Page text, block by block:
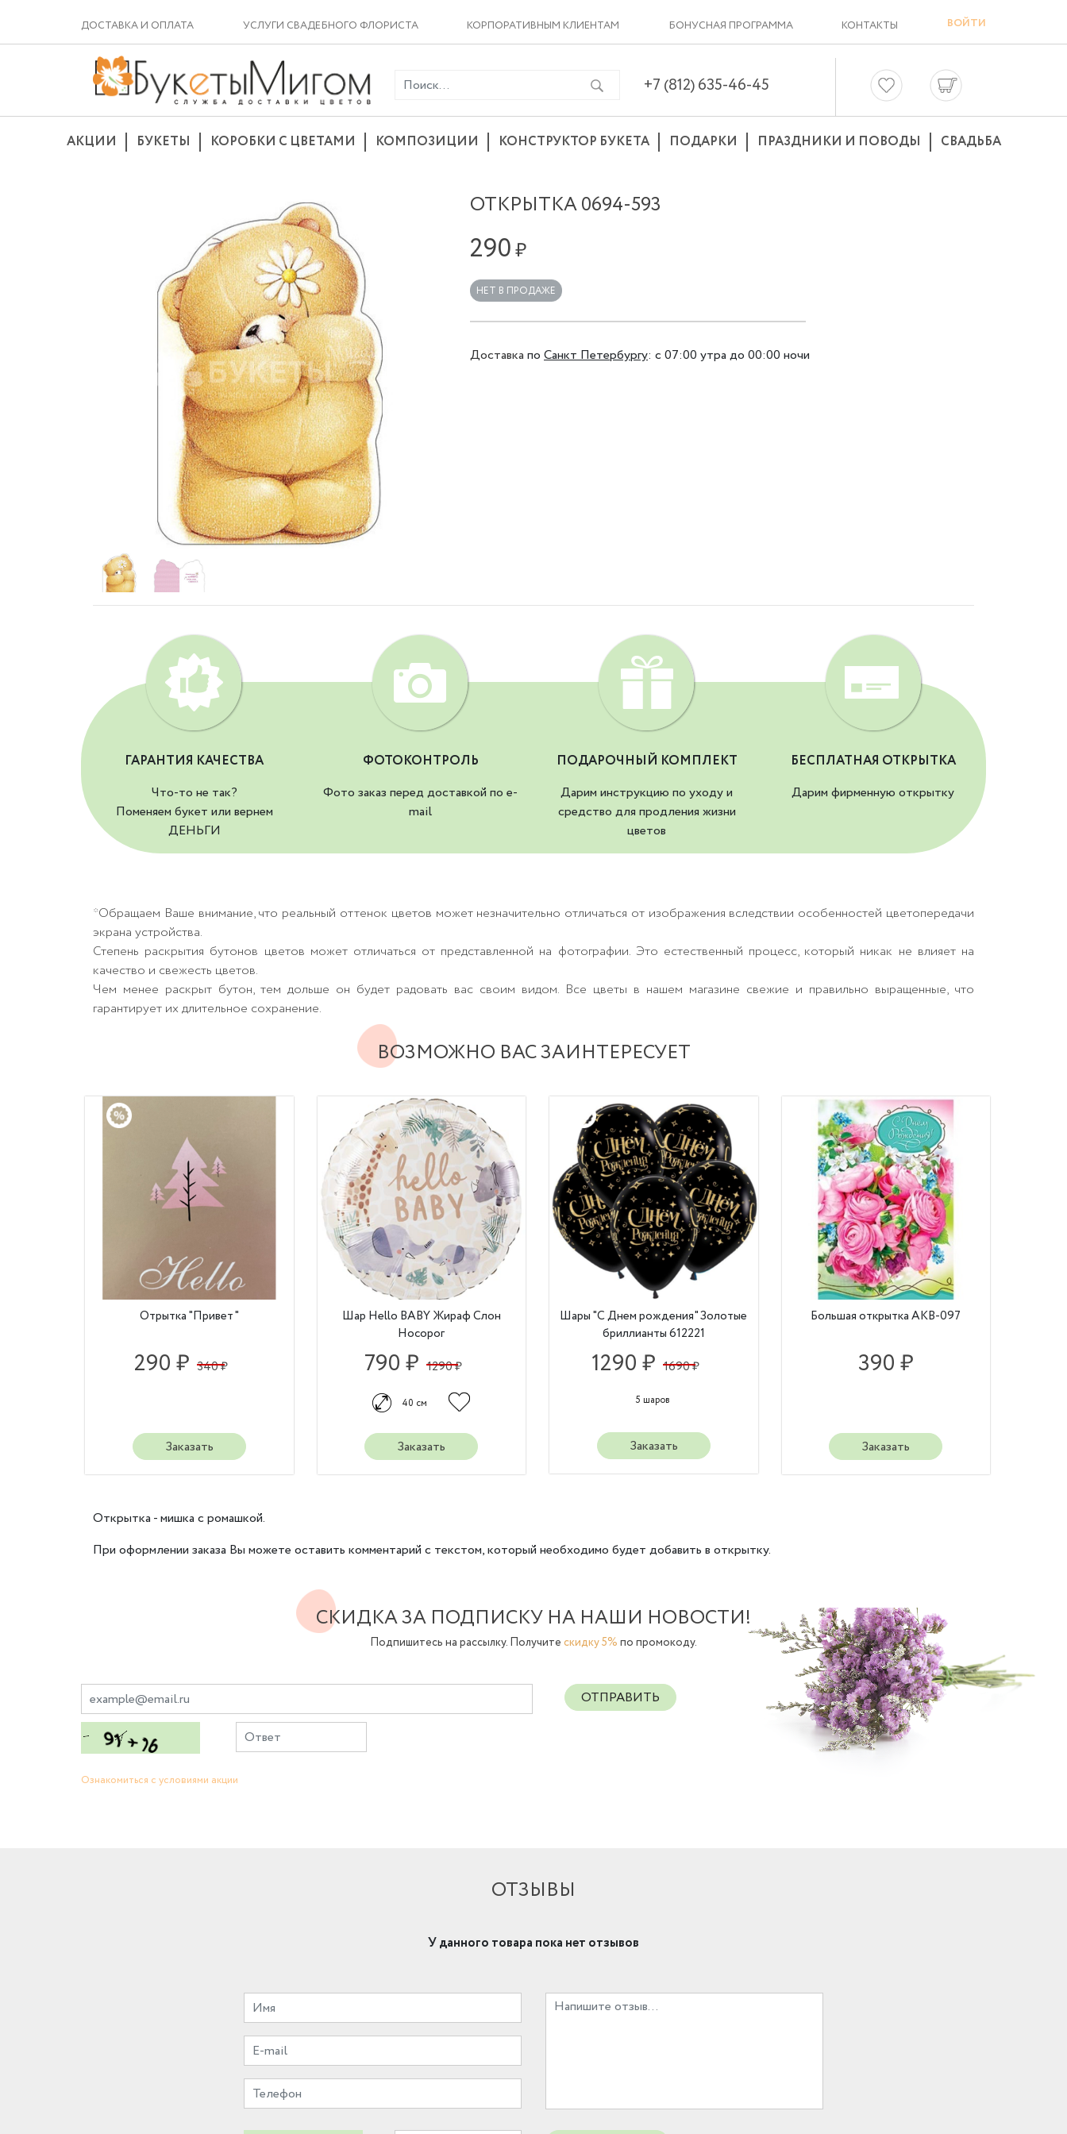
ДОСТАВКА И ОПЛАТА УСЛУГИ СВАДЕБНОГО ФЛОРИСТА КОРПОРАТИВНЫМ КЛИЕНТАМ БОНУСНАЯ ПРОГРАММА КОНТАКТЫ ВОЙТИ
+7 (812) 635-46-45
АКЦИИ БУКЕТЫ КОРОБКИ С ЦВЕТАМИ КОМПОЗИЦИИ КОНСТРУКТОР БУКЕТА ПОДАРКИ ПРАЗДНИКИ И ПОВОДЫ СВАДЬБА
ОТКРЫТКА 0694-593
290₽
НЕТ В ПРОДАЖЕ
Доставка по Санкт Петербургу: с 07:00 утра до 00:00 ночи
ГАРАНТИЯ КАЧЕСТВА
Что-то не так?
Поменяем букет или вернем
ДЕНЬГИ
ФОТОКОНТРОЛЬ
Фото заказ перед доставкой по e-
mail
ПОДАРОЧНЫЙ КОМПЛЕКТ
Дарим инструкцию по уходу и
средство для продления жизни
цветов
БЕСПЛАТНАЯ ОТКРЫТКА
Дарим фирменную открытку
*Обращаем Ваше внимание, что реальный оттенок цветов может незначительно отличаться от изображения вследствии особенностей цветопередачи
экрана устройства.
Степень раскрытия бутонов цветов может отличаться от представленной на фотографии. Это естественный процесс, который никак не влияет на
качество и свежесть цветов.
Чем менее раскрыт бутон, тем дольше он будет радовать вас своим видом. Все цветы в нашем магазине свежие и правильно выращенные, что
гарантирует их длительное сохранение.
ВОЗМОЖНО ВАС ЗАИНТЕРЕСУЕТ
Отрытка "Привет"
290 ₽ 340 ₽
Заказать
Шар Hello BABY Жираф Слон
Носорог
790 ₽ 1290 ₽
40 см
Заказать
Шары "С Днем рождения" Золотые
бриллианты 612221
1290 ₽ 1690 ₽
5 шаров
Заказать
Большая открытка АКВ-097
390 ₽
Заказать
Открытка - мишка с ромашкой.
При оформлении заказа Вы можете оставить комментарий с текстом, который необходимо будет добавить в открытку.
СКИДКА ЗА ПОДПИСКУ НА НАШИ НОВОСТИ!
Подпишитесь на рассылку. Получите скидку 5% по промокоду.
ОТПРАВИТЬ
Ознакомиться с условиями акции
ОТЗЫВЫ
У данного товара пока нет отзывов